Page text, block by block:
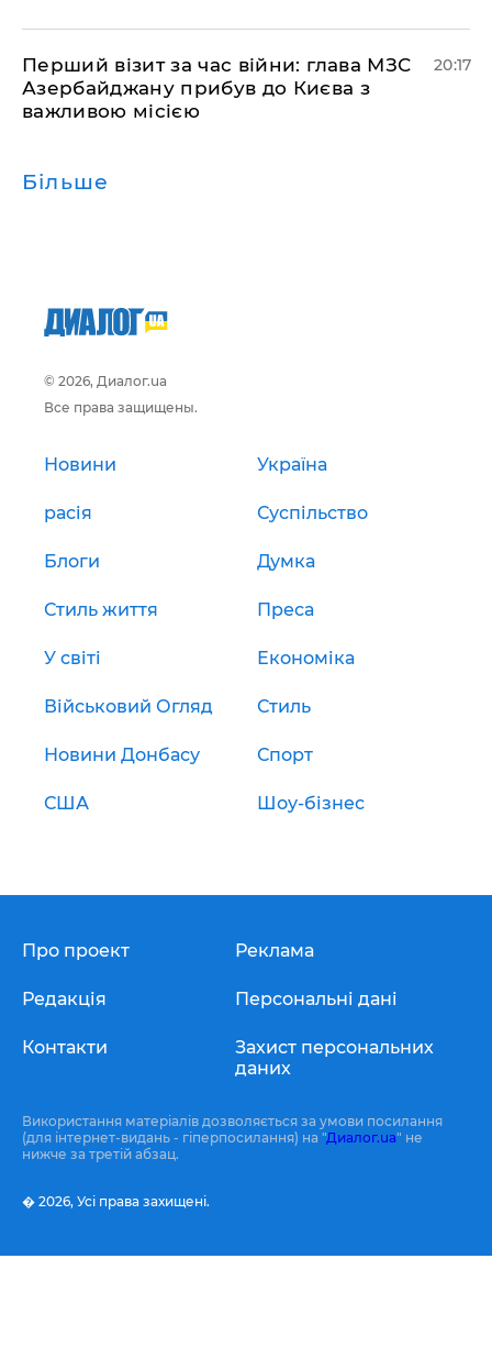
​Перший візит за час війни: глава МЗС
Азербайджану прибув до Києва з
важливою місією
20:17
Більше
© 2026, Диалог.ua
Все права защищены.
Новини Україна
расія Суспільство
Блоги Думка
Стиль життя Преса
У світі Економіка
Військовий Огляд Стиль
Новини Донбасу Спорт
США Шоу-бізнес
Про проект
Редакція
Контакти
Реклама
Персональні дані
Захист персональних
даних
Використання матеріалів дозволяється за умови посилання
(для інтернет-видань - гіперпосилання) на "Диалог.ua" не
нижче за третій абзац.
� 2026, Усі права захищені.